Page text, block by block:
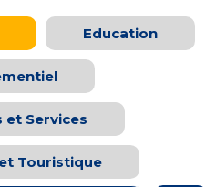
Education
et Services
Touristique